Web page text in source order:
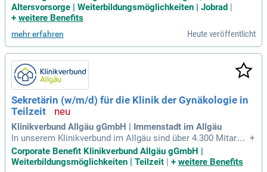
ufen eine umfassende Einarbeitung und unterstützen den Vo
rstand im täglichen Geschäft. Zu Ihren Aufgaben zählen die
e Organisation von Terminen und Sitzungen. Zudem erstelle
n Sie Geschäftskorrespondenz sowie Präsentationen und ü
bernehmen das Protokollwesen. Ihr Profil umfasst eine Aus
bildung im Büromanagement oder eine vergleichbare Qualifi
kation, gepaart mit mehrjähriger Berufserfahrung. Wir legen
Wert auf Organisationstalent, Diskretion und Eigenverantwo
rtung, stets verbunden mit Loyalität und Flexibilität.
Altersvorsorge | Weiterbildungsmöglichkeiten | Jobrad |
+ weitere Benefits
mehr erfahren Heute veröffentlicht
Sekretärin (w/m/d) für die Klinik der Gynäkologie in
Teilzeit
Klinikverbund Allgäu gGmbH | Immenstadt im Allgäu
In unserem Klinikverbund im Allgäu sind über 4.300 Mitarbei
ter:innen Teil einer engagierten Familiengemeinschaft. Unse
re Frauenklinik, geleitet von Prof. Ricardo Felberbaum, bring
+
Corporate Benefit Klinikverbund Allgäu gGmbH |
Weiterbildungsmöglichkeiten | Teilzeit
+ weitere Benefits